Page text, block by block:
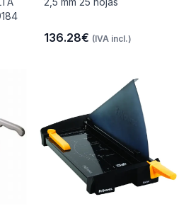
136.28€ (IVA incl.)